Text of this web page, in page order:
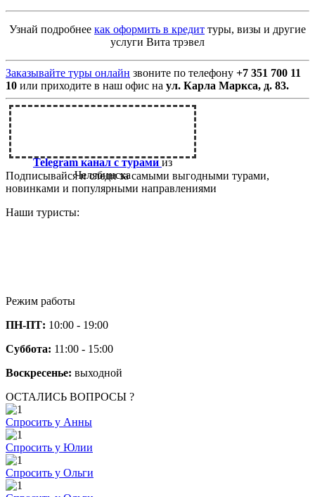
Узнай подробнее как оформить в кредит туры, визы и другие
услуги Вита трэвел
Заказывайте туры онлайн звоните по телефону +7 351 700 11
10 или приходите в наш офис на ул. Карла Маркса, д. 83.
Подписывайся и следи за самыми выгодными турами,
новинками и популярными направлениями
Наши туристы:
Режим работы
ПН-ПТ: 10:00 - 19:00
Суббота: 11:00 - 15:00
Воскресенье: выходной
ОСТАЛИСЬ ВОПРОСЫ ?
Спросить у Анны
Спросить у Юлии
Спросить у Ольги